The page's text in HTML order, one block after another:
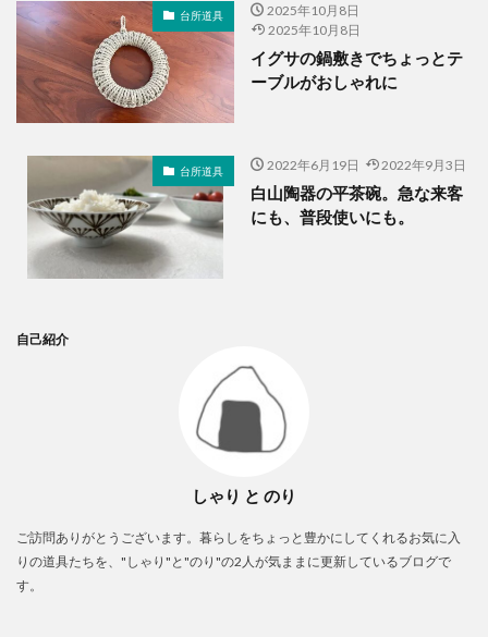
台所道具
2025年10月8日
2025年10月8日
イグサの鍋敷きでちょっとテ
ーブルがおしゃれに
台所道具 2022年6月19日 2022年9月3日
白山陶器の平茶碗。急な来客
にも、普段使いにも。
自己紹介
しゃり と のり
ご訪問ありがとうございます。暮らしをちょっと豊かにしてくれるお気に入
りの道具たちを、"しゃり"と"のり"の2人が気ままに更新しているブログで
す。